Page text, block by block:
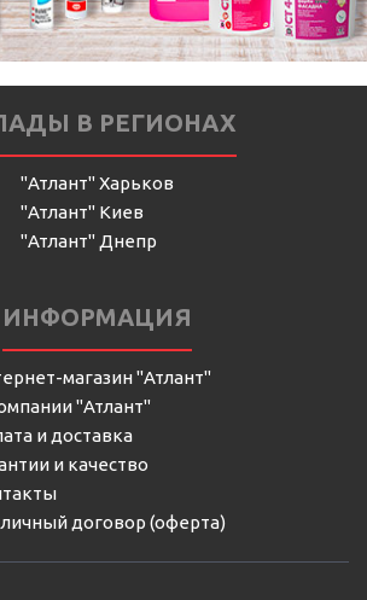
В РЕГИОНАХ
"Атлант" Харьков
"Атлант" Киев
"Атлант" Днепр
ИНФОРМАЦИЯ
магазин "Атлант"
"Атлант"
и доставка
и качество
договор (оферта)